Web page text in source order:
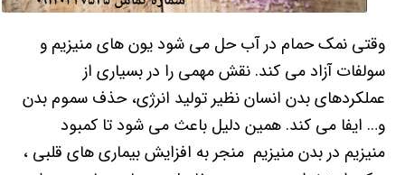
وقتی نمک حمام در آب حل می شود یون های منیزیم و
سولفات آزاد می کند. نقش مهمی را در بسیاری از
عملکردهای بدن انسان نظیر تولید انرژی، حذف سموم بدن
و… ایفا می کند. همین دلیل باعث می شود تا کمبود
منیزیم در بدن منیزیم منجر به افزایش بیماری های قلبی ،